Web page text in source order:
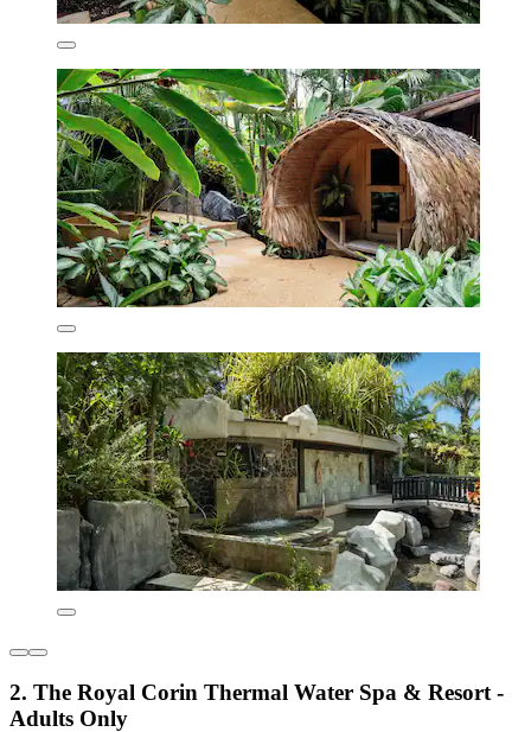
2. The Royal Corin Thermal Water Spa & Resort -
Adults Only